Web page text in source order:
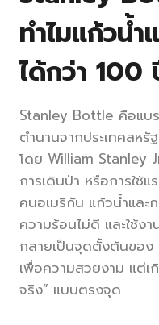
ทำไมแก้วน้
ได้กว่า 100
Stanley Bottle คือแบ
ตำนานจากประเทศสหรั
โดย William Stanley
การเดินป่า หรือการใช้
คนอเมริกัน แก้วน้ำและ
ความร้อนไม่ดี และใช้ง
กลายเป็นจุดตั้งต้นของ
เพื่อความสวยงาม แต่เ
จริง” แบบตรงจุด